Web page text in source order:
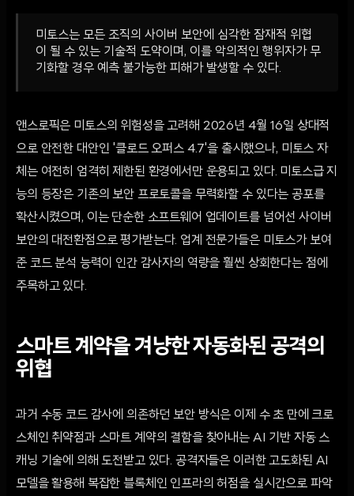
미토스는 모든 조직의 사이버 보안에 심각한 잠재적 위협
이 될 수 있는 기술적 도약이며, 이를 악의적인 행위자가 무
기화할 경우 예측 불가능한 피해가 발생할 수 있다.
앤스로픽은 미토스의 위험성을 고려해 2026년 4월 16일 상대적
으로 안전한 대안인 '클로드 오퍼스 4.7'을 출시했으나, 미토스 자
체는 여전히 엄격히 제한된 환경에서만 운용되고 있다. 미토스급 지
능의 등장은 기존의 보안 프로토콜을 무력화할 수 있다는 공포를
확산시켰으며, 이는 단순한 소프트웨어 업데이트를 넘어선 사이버
보안의 대전환점으로 평가받는다. 업계 전문가들은 미토스가 보여
준 코드 분석 능력이 인간 감사자의 역량을 훨씬 상회한다는 점에
주목하고 있다.
스마트 계약을 겨냥한 자동화된 공격의
위협
과거 수동 코드 감사에 의존하던 보안 방식은 이제 수 초 만에 크로
스체인 취약점과 스마트 계약의 결함을 찾아내는 AI 기반 자동 스
캐닝 기술에 의해 도전받고 있다. 공격자들은 이러한 고도화된 AI
모델을 활용해 복잡한 블록체인 인프라의 허점을 실시간으로 파악